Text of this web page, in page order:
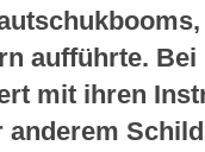
aufführte.
mit ihren